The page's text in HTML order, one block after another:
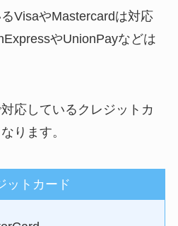
VisaやMastercardは対応
やUnionPayなどは
応しているクレジットカ
ります。
ットカード